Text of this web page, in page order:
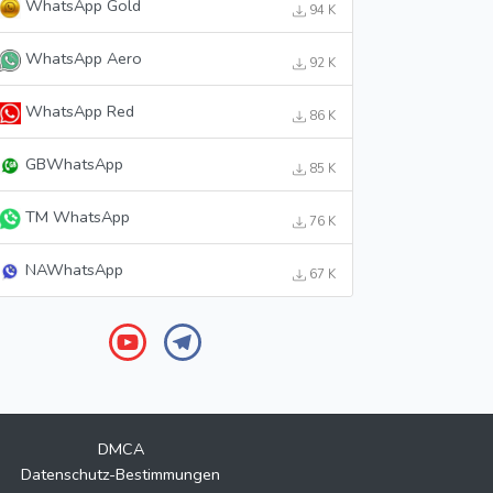
WhatsApp Gold 94 K
WhatsApp Aero 92 K
WhatsApp Red 86 K
GBWhatsApp 85 K
TM WhatsApp 76 K
NAWhatsApp 67 K
DMCA
Datenschutz-Bestimmungen